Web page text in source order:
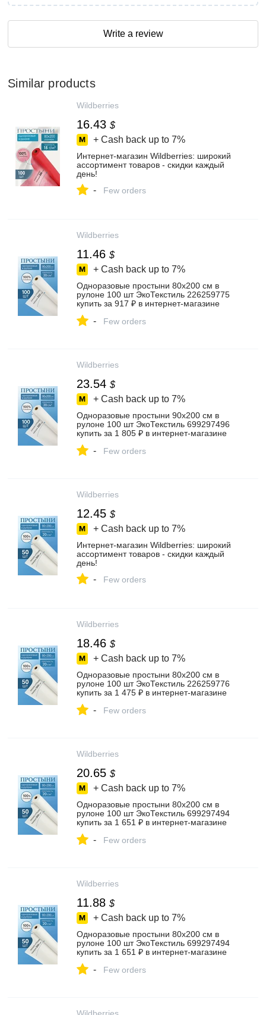
Write a review
Similar products
Wildberries
16.43 $
+ Cash back up to 7%
Интернет‑магазин Wildberries: широкий
ассортимент товаров - скидки каждый
день!
- Few orders
Wildberries
11.46 $
+ Cash back up to 7%
Одноразовые простыни 80х200 см в
рулоне 100 шт ЭкоТекстиль 226259775
купить за 917 ₽ в интернет‑магазине
- Few orders
Wildberries
23.54 $
+ Cash back up to 7%
Одноразовые простыни 90х200 см в
рулоне 100 шт ЭкоТекстиль 699297496
купить за 1 805 ₽ в интернет‑магазине
- Few orders
Wildberries
12.45 $
+ Cash back up to 7%
Интернет‑магазин Wildberries: широкий
ассортимент товаров - скидки каждый
день!
- Few orders
Wildberries
18.46 $
+ Cash back up to 7%
Одноразовые простыни 80х200 см в
рулоне 100 шт ЭкоТекстиль 226259776
купить за 1 475 ₽ в интернет‑магазине
- Few orders
Wildberries
20.65 $
+ Cash back up to 7%
Одноразовые простыни 80х200 см в
рулоне 100 шт ЭкоТекстиль 699297494
купить за 1 651 ₽ в интернет‑магазине
- Few orders
Wildberries
11.88 $
+ Cash back up to 7%
Одноразовые простыни 80х200 см в
рулоне 100 шт ЭкоТекстиль 699297494
купить за 1 651 ₽ в интернет‑магазине
- Few orders